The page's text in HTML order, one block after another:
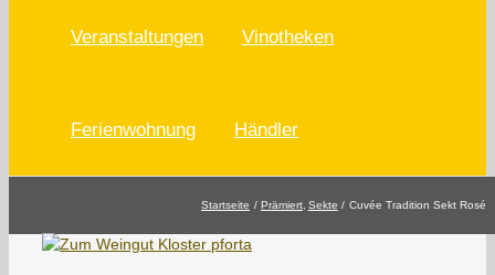
Veranstaltungen Vinotheken
Ferienwohnung Händler
Startseite Prämiert Sekte Cuvée Tradition Sekt Rosé